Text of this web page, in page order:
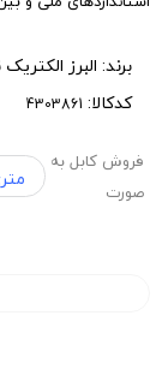
برند: البرز الکتریک
کدکالا:
فروش کابل به
صورت